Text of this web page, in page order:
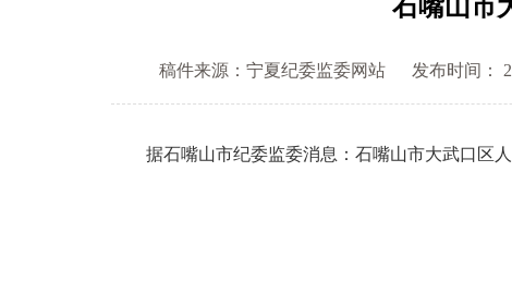
石嘴山市
稿件来源：宁夏纪委监委网站 发布时间：
据石嘴山市纪委监委消息：石嘴山市大武口区人